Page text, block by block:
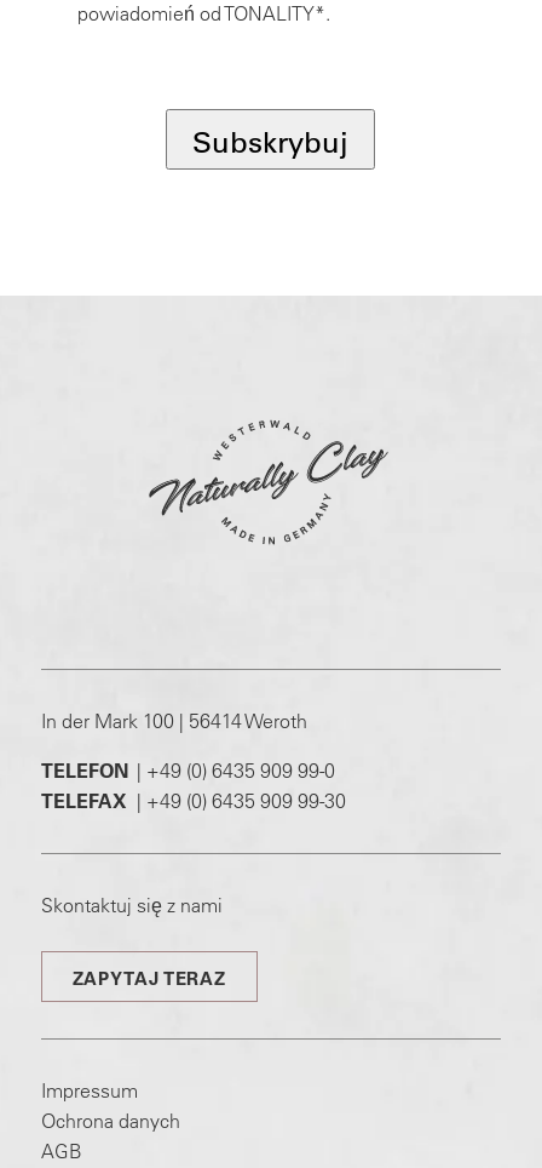
powiadomień od TONALITY*.
Subskrybuj
In der Mark 100 | 56414 Weroth
TELEFON | +49 (0) 6435 909 99-0
TELEFAX | +49 (0) 6435 909 99-30
Skontaktuj się z nami
ZAPYTAJ TERAZ
Impressum
Ochrona danych
AGB